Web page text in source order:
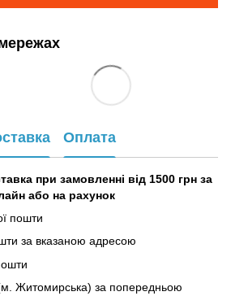
Оплата
при замовленні від 1500 грн за
або на рахунок
пошти
за вказаною адресою
Житомирська) за попередньою